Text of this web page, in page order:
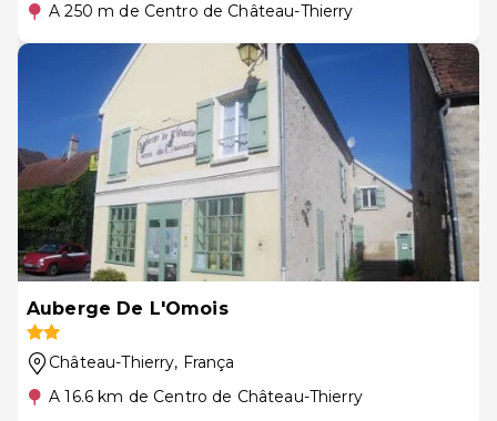
A 250 m de Centro de Château-Thierry
Auberge De L'Omois
Château-Thierry, França
A 16.6 km de Centro de Château-Thierry